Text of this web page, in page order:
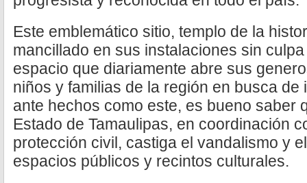
Este emblemático sitio, templo de la
mancillado en sus instalaciones sin
espacio que diariamente abre sus
niños y familias de la región en busca de
ante hechos como este, es bueno saber
Estado de Tamaulipas, en coordinación
protección civil, castiga el vandalismo y
espacios públicos y recintos culturales.